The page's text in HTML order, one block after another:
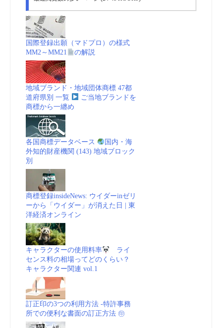
国際登録出願（マドプロ）の様式
MM2～MM21
の解説
地域ブランド・地域団体商標 47都
道府県別 一覧
ご当地ブランドを
商標から一纏め
各国商標データベース
国内・海
外知的財産機関 (143) 地域ブロック
別
商標登録insideNews: ウイダーinゼリ
ーから「ウイダー」が消えた日 | 東
洋経済オンライン
キャラクターの使用料率
ライ
センス料の相場ってどのくらい？
キャラクター関連 vol.1
訂正印の3つの利用方法 -特許事務
所での便利な書面の訂正方法 ㊞